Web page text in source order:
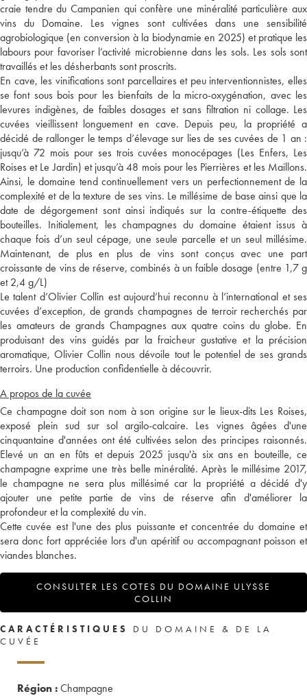
craie tendre du Campanien qui confère une minéralité particulière aux
vins du Domaine. Les vignes sont cultivées dans une sensibilité
agrobiologique (en conversion à la biodynamie en 2025) et pratique les
labours pour favoriser l’activité microbienne dans les sols. Les sols sont
travaillés et les désherbants sont proscrits.
En cave, les vinifications sont parcellaires et peu interventionnistes, elles
se font sous bois pour les bienfaits de la micro-oxygénation, avec les
levures indigènes, de faibles dosages et sans filtration ni collage. Les
cuvées vieillissent longuement en cave. Depuis peu, la propriété a
décidé de rallonger le temps d’élevage sur lies de ses cuvées de 1 an :
jusqu’à 72 mois pour ses trois cuvées monocépages (Les Enfers, Les
Roises et Le Jardin) et jusqu’à 48 mois pour les Pierrières et les Maillons.
Ainsi, le domaine tend continuellement vers un perfectionnement de la
complexité et de la texture de ses vins. Le millésime de base ainsi que la
date de dégorgement sont ainsi indiqués sur la contre-étiquette des
bouteilles. Initialement, les champagnes du domaine étaient issus à
chaque fois d’un seul cépage, une seule parcelle et un seul millésime.
Maintenant, de plus en plus de vins sont conçus avec une part
croissante de vins de réserve, combinés à un faible dosage (entre 1,7 g
et 2,4 g/L)
Le talent d’Olivier Collin est aujourd’hui reconnu à l’international et ses
cuvées d’exception, de grands champagnes de terroir recherchés par
les amateurs de grands Champagnes aux quatre coins du globe. En
produisant des vins guidés par la fraicheur gustative et la précision
aromatique, Olivier Collin nous dévoile tout le potentiel de ses grands
terroirs. Une production confidentielle à découvrir.
A propos de la cuvée
Ce champagne doit son nom à son origine sur le lieux-dits Les Roises,
exposé plein sud sur sol argilo-calcaire. Les vignes âgées d'une
cinquantaine d'années ont été cultivées selon des principes raisonnés.
Elevé un an en fûts et depuis 2025 jusqu'à six ans en bouteille, ce
champagne exprime une très belle minéralité. Après le millésime 2017,
le champagne ne sera plus millésimé car la propriété a décidé d'y
ajouter une petite partie de vins de réserve afin d'améliorer la
profondeur et la complexité du vin.
Cette cuvée est l'une des plus puissante et concentrée du domaine et
sera donc fort appréciée lors d'un apéritif ou accompagnant poisson et
viandes blanches.
CONSULTER LES COTES DU DOMAINE ULYSSE
COLLIN
CARACTÉRISTIQUES
DU DOMAINE & DE LA
CUVÉE
Région :Champagne